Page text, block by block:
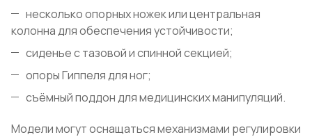
несколько опорных ножек или центральная
колонна для обеспечения устойчивости;
сиденье с тазовой и спинной секцией;
опоры Гиппеля для ног;
съёмный поддон для медицинских манипуляций.
Модели могут оснащаться механизмами регулировки